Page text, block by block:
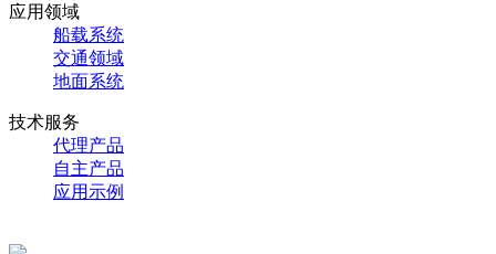
应用领域
船载系统
交通领域
地面系统
技术服务
代理产品
自主产品
应用示例